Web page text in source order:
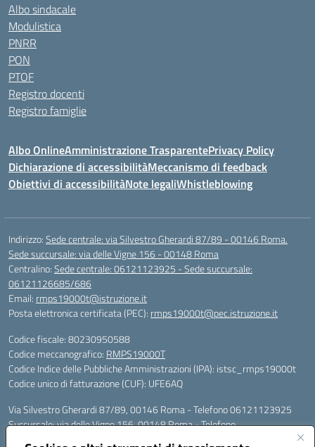
Albo sindacale
Modulistica
PNRR
PON
PTOF
Registro docenti
Registro famiglie
Albo OnlineAmministrazione TrasparentePrivacy Policy
Dichiarazione di accessibilitàMeccanismo di feedback
Obiettivi di accessibilitàNote legaliWhistleblowing
Indirizzo:Sede centrale: via Silvestro Gherardi 87/89 - 00146 Roma.
Sede succursale: via delle Vigne 156 - 00148 Roma
Centralino:Sede centrale: 06121123925 - Sede succursale:
06121126685/686
Email: rmps19000t@istruzione.it
Posta elettronica certificata (PEC): rmps19000t@pec.istruzione.it
Codice fiscale: 80230950588
Codice meccanografico: RMPS19000T
Codice Indice delle Pubbliche Amministrazioni (IPA): istsc_rmps19000t
Codice unico di fatturazione (CUF): UFE6AQ
Via Silvestro Gherardi 87/89, 00146 Roma - Telefono 06121123925
Succursale: via delle Vigne 156, 00148 Roma - Telefono